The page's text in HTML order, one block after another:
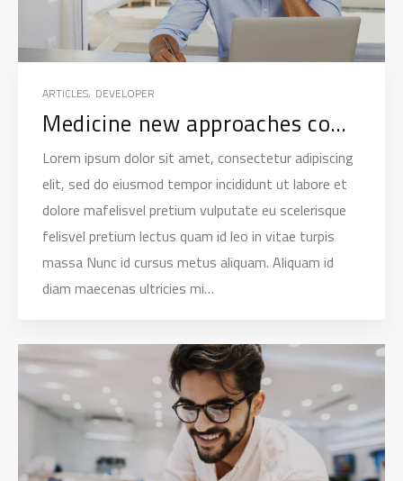
ARTICLES, DEVELOPER
Medicine new approaches communities
Lorem ipsum dolor sit amet, consectetur adipiscing
elit, sed do eiusmod tempor incididunt ut labore et
dolore mafelisvel pretium vulputate eu scelerisque
felisvel pretium lectus quam id leo in vitae turpis
massa Nunc id cursus metus aliquam. Aliquam id
diam maecenas ultricies mi…